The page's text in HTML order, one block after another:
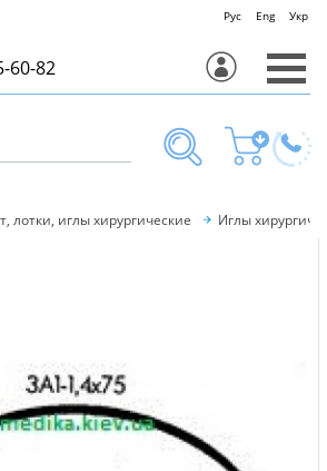
Рус Eng Укр
60-82
лотки, иглы хирургические Иглы